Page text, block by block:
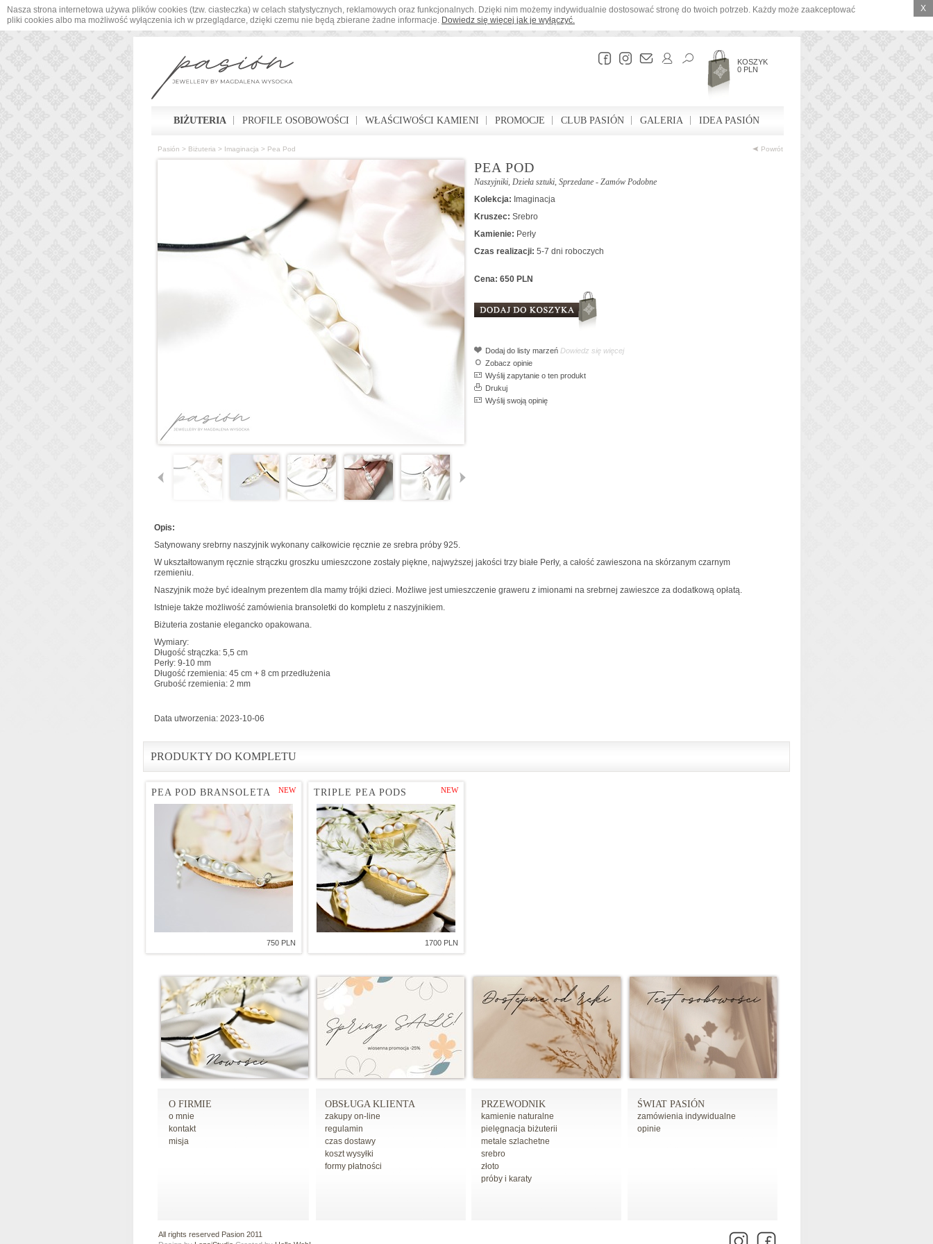
Nasza strona internetowa używa plików cookies (tzw. ciasteczka) w celach statystycznych, reklamowych oraz funkcjonalnych. Dzięki nim możemy indywidualnie dostosować stronę do twoich potrzeb. Każdy może zaakceptować
pliki cookies albo ma możliwość wyłączenia ich w przeglądarce, dzięki czemu nie będą zbierane żadne informacje. Dowiedz się więcej jak je wyłączyć.
X
BIŻUTERIA PROFILE OSOBOWOŚCI WŁAŚCIWOŚCI KAMIENI PROMOCJE CLUB PASIÓN GALERIA IDEA PASIÓN
KOSZYK
0 PLN
Pasión > Biżuteria > Imaginacja > Pea Pod Powrót
PEA POD
Naszyjniki, Dzieła sztuki, Sprzedane - Zamów Podobne
Kolekcja: Imaginacja
Kruszec: Srebro
Kamienie: Perły
Czas realizacji: 5-7 dni roboczych
Cena: 650 PLN
Dodaj do listy marzeń Dowiedz się więcej
Zobacz opinie
Wyślij zapytanie o ten produkt
Drukuj
Wyślij swoją opinię
Opis:
Satynowany srebrny naszyjnik wykonany całkowicie ręcznie ze srebra próby 925.
W ukształtowanym ręcznie strączku groszku umieszczone zostały piękne, najwyższej jakości trzy białe Perły, a całość zawieszona na skórzanym czarnym
rzemieniu.
Naszyjnik może być idealnym prezentem dla mamy trójki dzieci. Możliwe jest umieszczenie graweru z imionami na srebrnej zawieszce za dodatkową opłatą.
Istnieje także możliwość zamówienia bransoletki do kompletu z naszyjnikiem.
Biżuteria zostanie elegancko opakowana.
Wymiary:
Długość strączka: 5,5 cm
Perły: 9-10 mm
Długość rzemienia: 45 cm + 8 cm przedłużenia
Grubość rzemienia: 2 mm
Data utworzenia: 2023-10-06
PRODUKTY DO KOMPLETU
PEA POD BRANSOLETA NEW
750 PLN
TRIPLE PEA PODS NEW
1700 PLN
O FIRMIE
o mnie
kontakt
misja
OBSŁUGA KLIENTA
zakupy on-line
regulamin
czas dostawy
koszt wysyłki
formy płatności
PRZEWODNIK
kamienie naturalne
pielęgnacja biżuterii
metale szlachetne
srebro
złoto
próby i karaty
ŚWIAT PASIÓN
zamówienia indywidualne
opinie
All rights reserved Pasion 2011